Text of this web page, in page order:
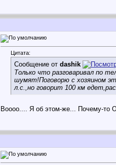
Цитата:
Сообщение от dashik
Только что разговаривал по
шумят!Поговорю с хозяином
л.с.,но говорит 100 км
Воооо.... Я об этом-же... Почему-